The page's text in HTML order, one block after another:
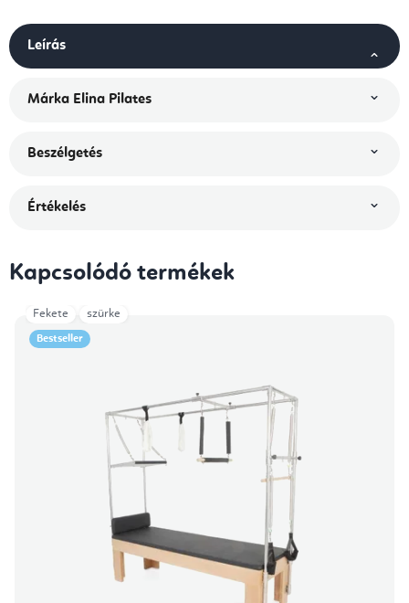
Leírás
Márka Elina Pilates
Beszélgetés
Értékelés
Kapcsolódó termékek
Bestseller
Fekete szürke